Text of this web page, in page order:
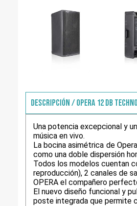
DESCRIPCIÓN / OPERA 12 DB
Una potencia excepcional y
música en vivo.
La bocina asimétrica de
como una doble dispersión
Todos los modelos cuentan
reproducción), 2 canales de
OPERA el compañero
El nuevo diseño funcional y
poste integrada que permite